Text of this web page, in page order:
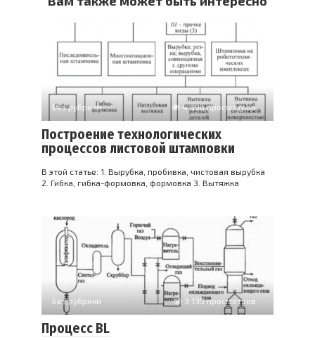
Без рубрики 4 396 просмотров
Построение технологических
процессов листовой штамповки
В этой статье: 1. Вырубка, пробивка, чистовая вырубка
2. Гибка, гибка-формовка, формовка 3. Вытяжка
Без рубрики 3 135 просмотров
Процесс BL